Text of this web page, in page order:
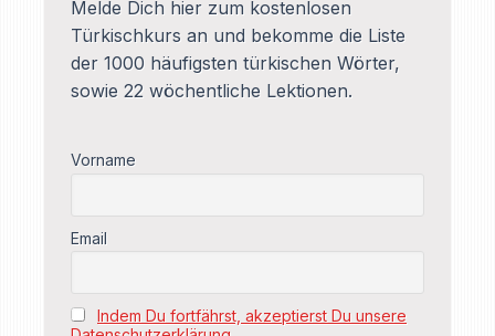
Melde Dich hier zum kostenlosen
Türkischkurs an und bekomme die Liste
der 1000 häufigsten türkischen Wörter,
sowie 22 wöchentliche Lektionen.
Vorname
Email
Indem Du fortfährst, akzeptierst Du unsere